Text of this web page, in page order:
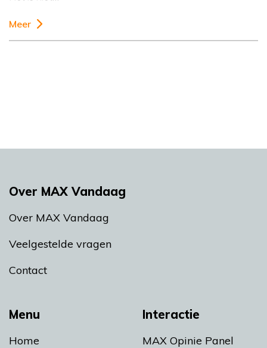
Meer
Menu
Home
Interactie
MAX Opinie Panel
Over MAX Vandaag
Over MAX Vandaag
Veelgestelde vragen
Contact